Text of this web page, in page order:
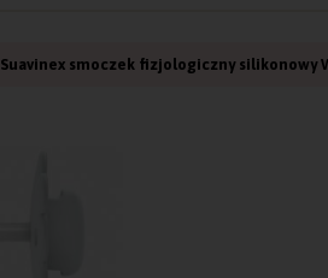
Suavinex smoczek fizjologiczny silikonowy